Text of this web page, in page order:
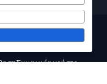
|Newspaperupby
.
Συμφωνία χρήστη